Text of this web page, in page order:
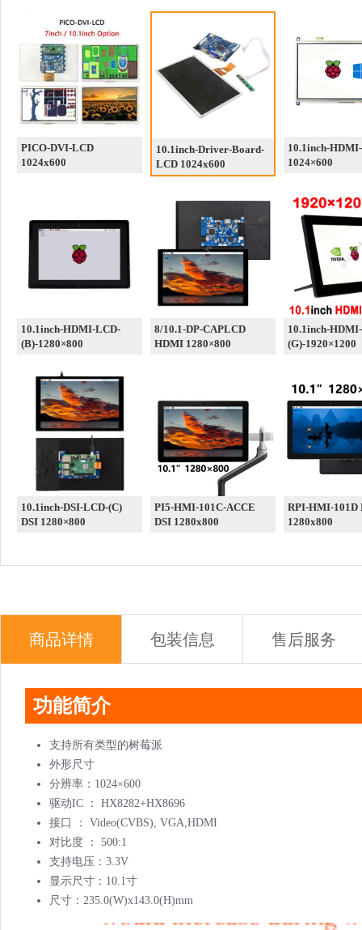
PICO-DVI-LCD
1024x600
10.1inch-Driver-Board-
LCD 1024x600
10.1inch-
1024×600
10.1inch-HDMI-LCD-
(B)-1280×800
8/10.1-DP-CAPLCD
HDMI 1280×800
10.1inch-
(G)-1920×1200
10.1inch-DSI-LCD-(C)
DSI 1280×800
PI5-HMI-101C-ACCE
DSI 1280x800
RPI-HMI-101D DSI
1280x800
商品详情 包装信息 售后服务
功能简介
支持所有类型的树莓派
外形尺寸
分辨率：1024×600
驱动IC ： HX8282+HX8696
接口 ： Video(CVBS), VGA,HDMI
对比度 ： 500:1
支持电压：3.3V
显示尺寸：10.1寸
尺寸：235.0(W)x143.0(H)mm